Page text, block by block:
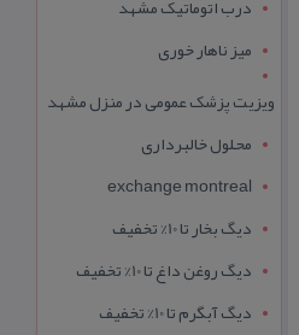
درب اتوماتیک مشهد
میز ناهار خوری
ویزیت پزشک عمومی در منزل مشهد
محلول خالبرداری
exchange montreal
دیگ بخار تا 10% تخفیف
دیگ روغن داغ تا 10% تخفیف
دیگ آبگرم تا 10% تخفیف